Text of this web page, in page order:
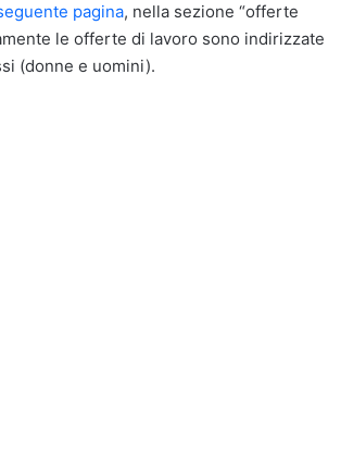
pagina, nella sezione “offerte
le offerte di lavoro sono indirizzate
(donne e uomini).